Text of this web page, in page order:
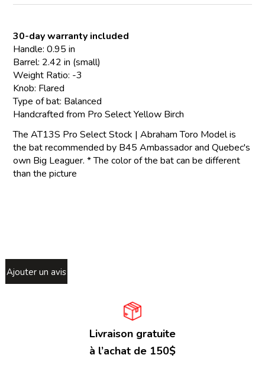
30-day warranty included
Handle: 0.95 in
Barrel: 2.42 in (small)
Weight Ratio: -3
Knob: Flared
Type of bat: Balanced
Handcrafted from Pro Select Yellow Birch
The AT13S Pro Select Stock | Abraham Toro Model is
the bat recommended by B45 Ambassador and Quebec's
own Big Leaguer. * The color of the bat can be different
than the picture
Ajouter un avis
Livraison gratuite
à l’achat de 150$